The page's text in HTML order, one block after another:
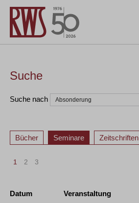
Suche
Suche nach
Bücher Seminare Zeitschriften
1 2 3
Datum Veranstaltung